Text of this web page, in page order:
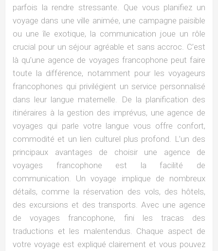
parfois la rendre stressante. Que vous planifiez un
voyage dans une ville animée, une campagne paisible
ou une île exotique, la communication joue un rôle
crucial pour un séjour agréable et sans accroc. C’est
là qu’une agence de voyages francophone peut faire
toute la différence, notamment pour les voyageurs
francophones qui privilégient un service personnalisé
dans leur langue maternelle. De la planification des
itinéraires à la gestion des imprévus, une agence de
voyages qui parle votre langue vous offre confort,
commodité et un lien culturel plus profond. L’un des
principaux avantages de choisir une agence de
voyages francophone est la facilité de
communication. Un voyage implique de nombreux
détails, comme la réservation des vols, des hôtels,
des excursions et des transports. Avec une agence
de voyages francophone, fini les tracas des
traductions et les malentendus. Chaque aspect de
votre voyage est expliqué clairement et vous pouvez